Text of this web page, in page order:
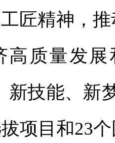
匠精神，推
高质量发
新技能、新
项目和23